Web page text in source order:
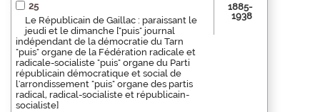
25
Le Républicain de Gaillac : paraissant le
jeudi et le dimanche ["puis" journal
indépendant de la démocratie du Tarn
"puis" organe de la Fédération radicale et
radicale-socialiste "puis" organe du Parti
républicain démocratique et social de
l'arrondissement "puis" organe des partis
radical, radical-socialiste et républicain-
socialiste]
1885-
1938